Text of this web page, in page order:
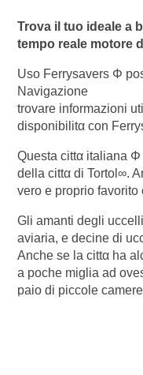
Trova il tuo ideale a
tempo reale motore
Uso Ferrysavers Φ
Navigazione
trovare informazioni
disponibilitα con
Questa cittα italiana
della cittα di Tortol∞.
vero e proprio
Gli amanti degli
aviaria, e decine di
Anche se la cittα ha
a poche miglia ad
paio di piccole